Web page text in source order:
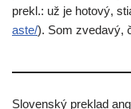
pre­kl.: už je hoto­vý,
a​s​te/). Som zve­da­vý,
Slovenský pre­klad